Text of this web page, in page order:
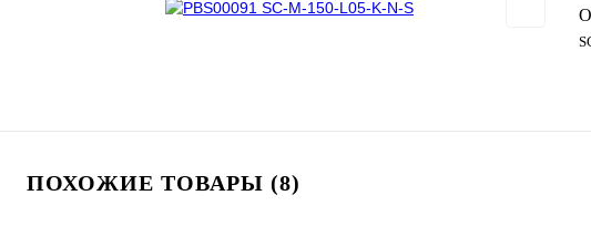
ПОХОЖИЕ ТОВАРЫ (8)